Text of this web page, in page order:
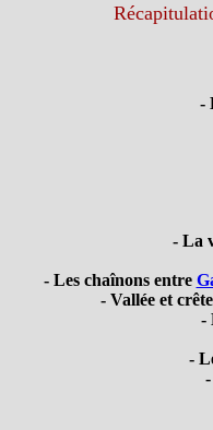
-
- La
- Les chaînons entre
- Vallée et
-
-